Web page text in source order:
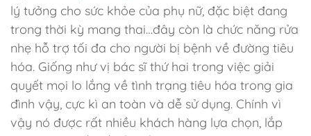
lý tưởng cho sức khỏe của phụ nữ, đặc biệt đang
trong thời kỳ mang thai…đây còn là chức năng rửa
nhẹ hỗ trợ tối đa cho người bị bệnh về đường tiêu
hóa. Giống như vị bác sĩ thứ hai trong việc giải
quyết mọi lo lắng về tình trạng tiêu hóa trong gia
đình vậy, cực kì an toàn và dễ sử dụng. Chính vì
vậy nó được rất nhiều khách hàng lựa chọn, lắp